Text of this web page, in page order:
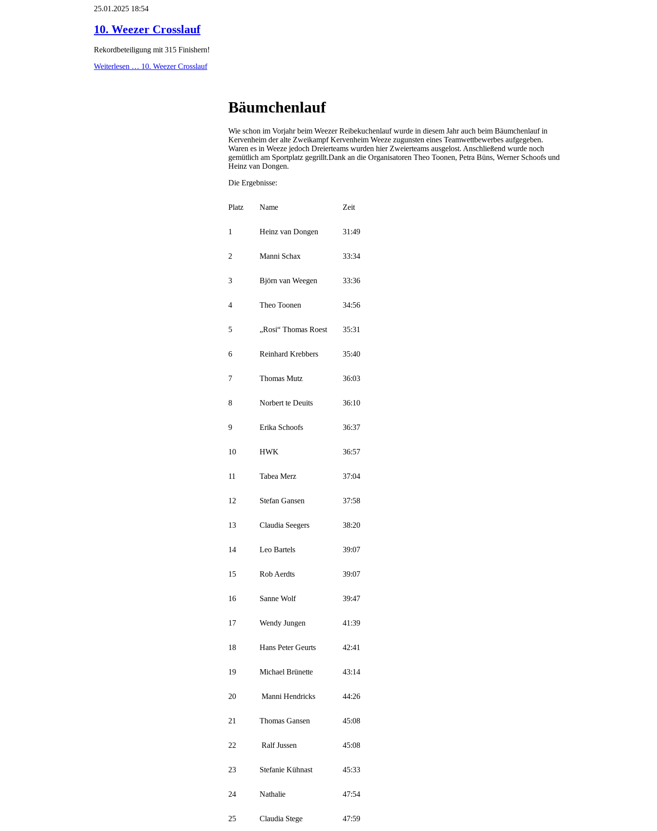
25.01.2025 18:54
10. Weezer Crosslauf
Rekordbeteiligung mit 315 Finishern!
Weiterlesen … 10. Weezer Crosslauf
Bäumchenlauf
Wie schon im Vorjahr beim Weezer Reibekuchenlauf wurde in diesem Jahr auch beim Bäumchenlauf in
Kervenheim der alte Zweikampf Kervenheim Weeze zugunsten eines Teamwettbewerbes aufgegeben.
Waren es in Weeze jedoch Dreierteams wurden hier Zweierteams ausgelost. Anschließend wurde noch
gemütlich am Sportplatz gegrillt.Dank an die Organisatoren Theo Toonen, Petra Büns, Werner Schoofs und
Heinz van Dongen.
Die Ergebnisse:
Platz Name Zeit
1 Heinz van Dongen 31:49
2 Manni Schax 33:34
3 Björn van Weegen 33:36
4 Theo Toonen 34:56
5 „Rosi“ Thomas Roest 35:31
6 Reinhard Krebbers 35:40
7 Thomas Mutz 36:03
8 Norbert te Deuits 36:10
9 Erika Schoofs 36:37
10 HWK 36:57
11 Tabea Merz 37:04
12 Stefan Gansen 37:58
13 Claudia Seegers 38:20
14 Leo Bartels 39:07
15 Rob Aerdts 39:07
16 Sanne Wolf 39:47
17 Wendy Jungen 41:39
18 Hans Peter Geurts 42:41
19 Michael Brünette 43:14
20 Manni Hendricks 44:26
21 Thomas Gansen 45:08
22 Ralf Jussen 45:08
23 Stefanie Kühnast 45:33
24 Nathalie 47:54
25 Claudia Stege 47:59